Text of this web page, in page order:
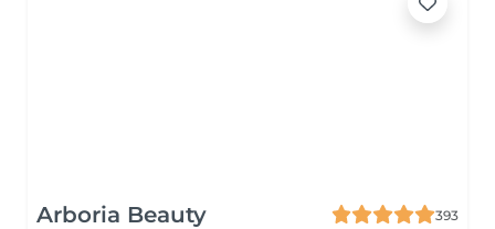
Arboria Beauty
393